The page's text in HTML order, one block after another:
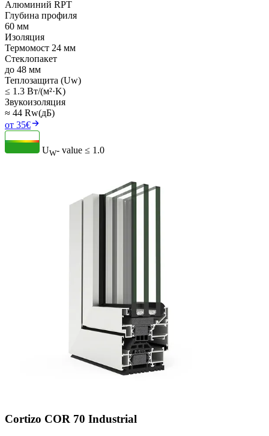
Алюминий RPT
Глубина профиля
60 мм
Изоляция
Термомост 24 мм
Стеклопакет
до 48 мм
Теплозащита (Uw)
≤ 1.3 Вт/(м²·K)
Звукоизоляция
≈ 44 Rw(дБ)
от 35€
UW- value ≤ 1.0
Cortizo COR 70 Industrial